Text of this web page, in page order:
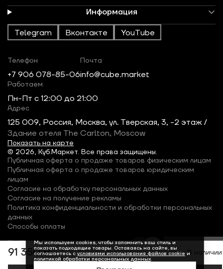
91 350 ₽ В наличии
Информация
Telegram Вконтакте YouTube
© 2026, Куб.Маркет. Все права защищены.
Телефон
+7 906 078-85-06
Почта
info@cube.market
Работаем
Пн-Пт c 12:00 до 21:00
Адрес
125 009, Россия, Москва, ул. Тверская, 3, -2 этаж /
Здание отеля The Carlton, Moscow
Показать на карте
Публичная оферта о продаже товаров физическим лицам
Публичная оферта о продаже товаров юридическим
лицам
Согласие на обработку персональных данных
Согласие на получение рекламы
Политика конфиденциальности и обработки персональных
данных
Способы оплаты
Мы используем cookies, чтобы запомнить ваш стиль и
показать подходящие товары. Оставаясь на сайте, вы
соглашаетесь с условиями использования файлов cookie и
политикой обработки персональных данных.